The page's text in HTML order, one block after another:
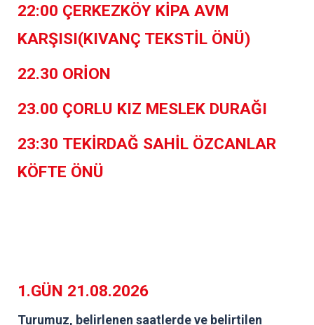
22:00 ÇERKEZKÖY KİPA AVM
KARŞISI(KIVANÇ TEKSTİL ÖNÜ)
22.30 ORİON
23.00 ÇORLU KIZ MESLEK DURAĞI
23:30 TEKİRDAĞ SAHİL ÖZCANLAR
KÖFTE ÖNÜ
1.GÜN 21.08.2026
Turumuz, belirlenen saatlerde ve belirtilen